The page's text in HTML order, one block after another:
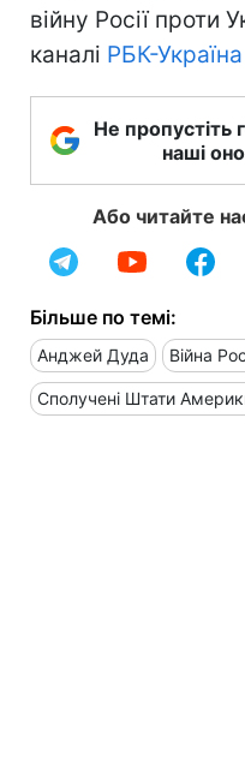
війну Росії проти
каналі РБК-
Не пропустіть
наші
Або читайте
Більше по темі:
Анджей Дуда Війна
Сполучені Штати